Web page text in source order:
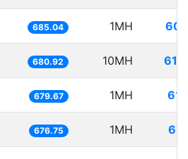
685.04 1MH
680.92 10MH
679.67 1MH
676.75 1MH